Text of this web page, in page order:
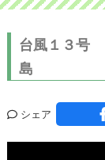
台風１３号
島
シェア